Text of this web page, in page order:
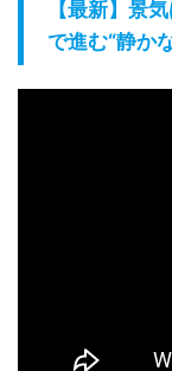
【最新】景
で進む“静か